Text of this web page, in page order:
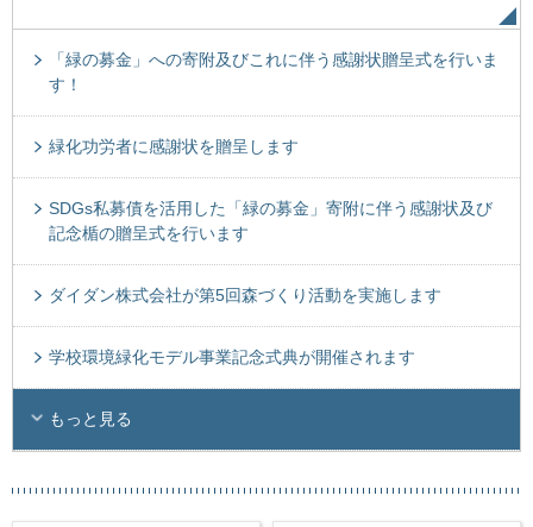
「緑の募金」への寄附及びこれに伴う感謝状贈呈式を行いま
す！
緑化功労者に感謝状を贈呈します
SDGs私募債を活用した「緑の募金」寄附に伴う感謝状及び
記念楯の贈呈式を行います
ダイダン株式会社が第5回森づくり活動を実施します
学校環境緑化モデル事業記念式典が開催されます
もっと見る